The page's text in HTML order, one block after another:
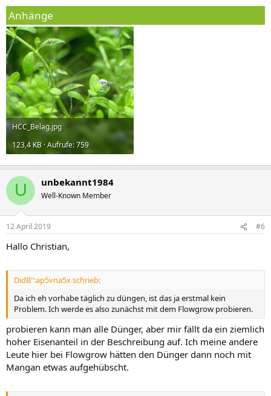
Anhänge
HCC_Belag.jpg
123,4 KB · Aufrufe: 759
U unbekannt1984
Well-Known Member
12 April 2019 #6
Hallo Christian,
DidB":ap5vna5x schrieb:
Da ich eh vorhabe täglich zu düngen, ist das ja erstmal kein
Problem. Ich werde es also zunächst mit dem Flowgrow probieren.
probieren kann man alle Dünger, aber mir fällt da ein ziemlich
hoher Eisenanteil in der Beschreibung auf. Ich meine andere
Leute hier bei Flowgrow hätten den Dünger dann noch mit
Mangan etwas aufgehübscht.